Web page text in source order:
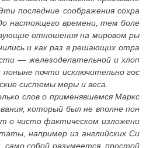
последние соображения сохра
настоящего времени, тем боле
отношения на мировом ры
и как раз в решающих отра
— железоделательной и хлоп
почти исключительно гос
системы меры и веса.
слов о применявшемся Маркс
который был не вполне пон
о чисто фактическом изложени
например из английских Си
само собой разумеется, простой